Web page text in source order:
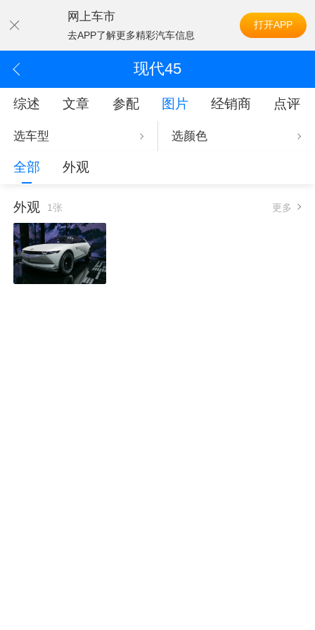
网上车市
去APP了解更多精彩汽车信息
打开APP
现代45
综述 文章 参配 图片 经销商 点评
选车型 选颜色
全部 外观
外观 1张 更多